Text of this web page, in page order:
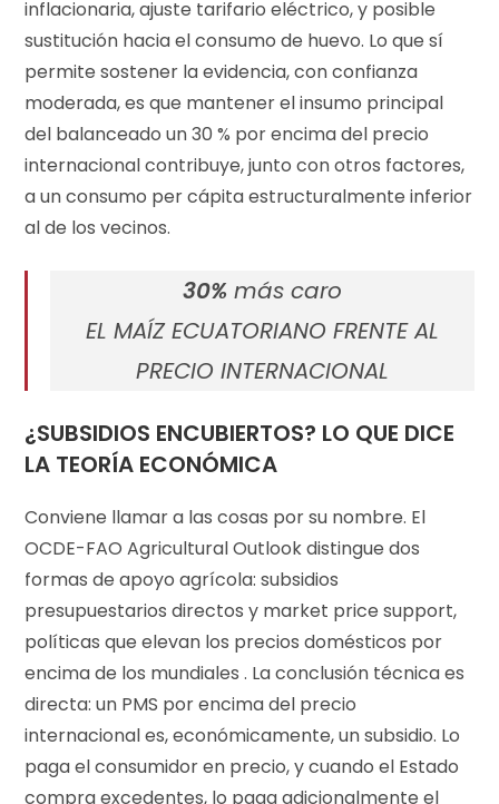
inflacionaria, ajuste tarifario eléctrico, y posible
sustitución hacia el consumo de huevo. Lo que sí
permite sostener la evidencia, con confianza
moderada, es que mantener el insumo principal
del balanceado un 30 % por encima del precio
internacional contribuye, junto con otros factores,
a un consumo per cápita estructuralmente inferior
al de los vecinos.
30% más caro
EL MAÍZ ECUATORIANO FRENTE AL
PRECIO INTERNACIONAL
¿SUBSIDIOS ENCUBIERTOS? LO QUE DICE
LA TEORÍA ECONÓMICA
Conviene llamar a las cosas por su nombre. El
OCDE-FAO Agricultural Outlook distingue dos
formas de apoyo agrícola: subsidios
presupuestarios directos y market price support,
políticas que elevan los precios domésticos por
encima de los mundiales . La conclusión técnica es
directa: un PMS por encima del precio
internacional es, económicamente, un subsidio. Lo
paga el consumidor en precio, y cuando el Estado
compra excedentes, lo paga adicionalmente el